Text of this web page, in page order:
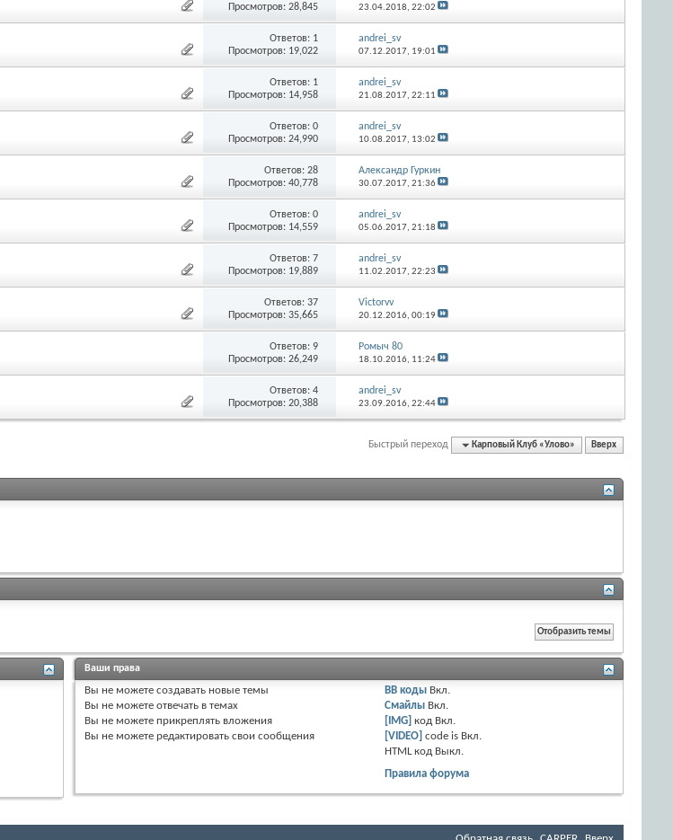
Просмотров: 28,845
23.04.2018, 22:02
Ответов: 1
Просмотров: 19,022
andrei_sv
07.12.2017, 19:01
Ответов: 1
Просмотров: 14,958
andrei_sv
21.08.2017, 22:11
Ответов:0
Просмотров: 24,990
andrei_sv
10.08.2017, 13:02
Ответов:28
Просмотров: 40,778
Александр Гуркин
30.07.2017, 21:36
Ответов:0
Просмотров: 14,559
andrei_sv
05.06.2017, 21:18
Ответов:7
Просмотров: 19,889
andrei_sv
11.02.2017, 22:23
Ответов:37
Просмотров: 35,665
Victorvv
20.12.2016, 00:19
Ответов:9
Просмотров: 26,249
Ромыч 80
18.10.2016, 11:24
Ответов:4
Просмотров: 20,388
andrei_sv
23.09.2016, 22:44
Быстрый переход Карповый Клуб «Улово» Вверх
Ваши права
Вы не можете создавать новые темы
Вы не можете отвечать в темах
Вы не можете прикреплять вложения
Вы не можете редактировать свои сообщения
BB коды Вкл.
Смайлы Вкл.
[IMG] код Вкл.
[VIDEO] code is Вкл.
HTML код Выкл.
Правила форума